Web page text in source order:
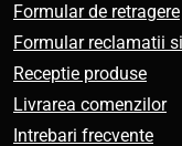
Formular de retragere
Formular reclamatii
Receptie produse
Livrarea comenzilor
Intrebari frecvente